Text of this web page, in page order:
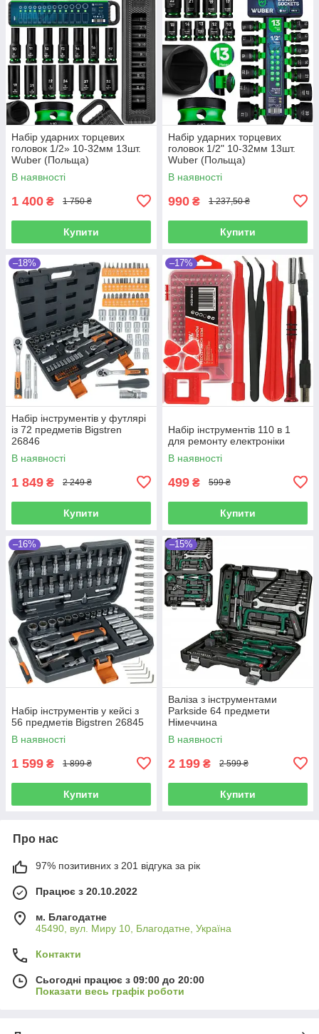
Набір ударних торцевих
головок 1/2» 10-32мм 13шт.
Wuber (Польща)
В наявності
1 400 ₴ 1 750 ₴
Купити
Набір ударних торцевих
головок 1/2" 10-32мм 13шт.
Wuber (Польща)
В наявності
990 ₴ 1 237,50 ₴
Купити
–18%
Набір інструментів у футлярі
із 72 предметів Bigstren
26846
В наявності
1 849 ₴ 2 249 ₴
Купити
–17%
Набір інструментів 110 в 1
для ремонту електроніки
В наявності
499 ₴ 599 ₴
Купити
–16%
Набір інструментів у кейсі з
56 предметів Bigstren 26845
В наявності
1 599 ₴ 1 899 ₴
Купити
–15%
Валіза з інструментами
Parkside 64 предмети
Німеччина
В наявності
2 199 ₴ 2 599 ₴
Купити
Про нас
97% позитивних з 201 відгука за рік
Працює з 20.10.2022
м. Благодатне
45490, вул. Миру 10, Благодатне, Україна
Контакти
Сьогодні працює з 09:00 до 20:00
Показати весь графік роботи